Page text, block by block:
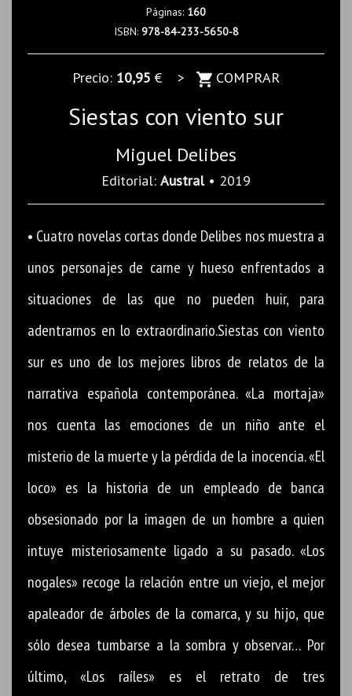
Páginas: 160
ISBN: 978-84-233-5650-8
Precio: 10,95 € > COMPRAR
Siestas con viento sur
Miguel Delibes
Editorial: Austral• 2019
• Cuatro novelas cortas donde Delibes nos muestra a
unos personajes de carne y hueso enfrentados a
situaciones de las que no pueden huir, para
adentrarnos en lo extraordinario.Siestas con viento
sur es uno de los mejores libros de relatos de la
narrativa española contemporánea. «La mortaja»
nos cuenta las emociones de un niño ante el
misterio de la muerte y la pérdida de la inocencia. «El
loco» es la historia de un empleado de banca
obsesionado por la imagen de un hombre a quien
intuye misteriosamente ligado a su pasado. «Los
nogales» recoge la relación entre un viejo, el mejor
apaleador de árboles de la comarca, y su hijo, que
sólo desea tumbarse a la sombra y observar… Por
último, «Los raíles» es el retrato de tres